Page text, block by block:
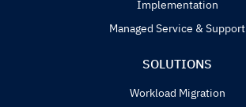
Implementation
Managed Service & Support
SOLUTIONS
Workload Migration